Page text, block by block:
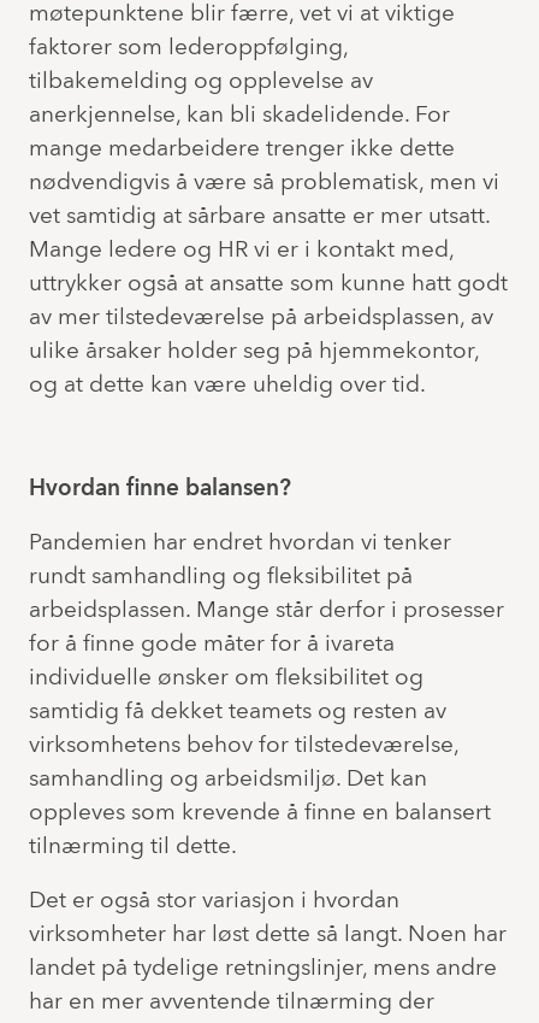
møtepunktene blir færre, vet vi at viktige
faktorer som lederoppfølging,
tilbakemelding og opplevelse av
anerkjennelse, kan bli skadelidende. For
mange medarbeidere trenger ikke dette
nødvendigvis å være så problematisk, men vi
vet samtidig at sårbare ansatte er mer utsatt.
Mange ledere og HR vi er i kontakt med,
uttrykker også at ansatte som kunne hatt godt
av mer tilstedeværelse på arbeidsplassen, av
ulike årsaker holder seg på hjemmekontor,
og at dette kan være uheldig over tid.
Hvordan finne balansen?
Pandemien har endret hvordan vi tenker
rundt samhandling og fleksibilitet på
arbeidsplassen. Mange står derfor i prosesser
for å finne gode måter for å ivareta
individuelle ønsker om fleksibilitet og
samtidig få dekket teamets og resten av
virksomhetens behov for tilstedeværelse,
samhandling og arbeidsmiljø. Det kan
oppleves som krevende å finne en balansert
tilnærming til dette.
Det er også stor variasjon i hvordan
virksomheter har løst dette så langt. Noen har
landet på tydelige retningslinjer, mens andre
har en mer avventende tilnærming der